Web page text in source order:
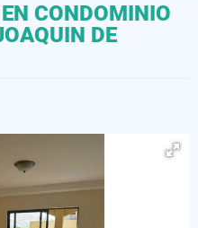
CONDOMINIO
DE